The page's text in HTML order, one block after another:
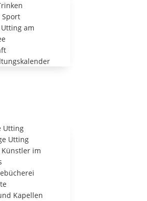
Sport
am
Utting
Utting
im
Kapellen